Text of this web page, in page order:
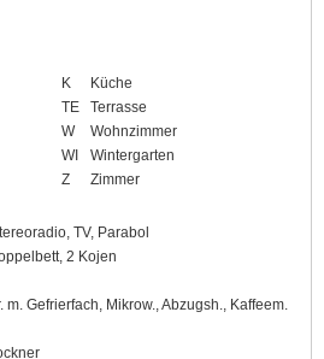
K
Küche
TE
Terrasse
W
Wohnzimmer
WI
Wintergarten
Z
Zimmer
TV, Parabol
2 Kojen
m. Gefrierfach, Mikrow., Abzugsh., Kaffeem.